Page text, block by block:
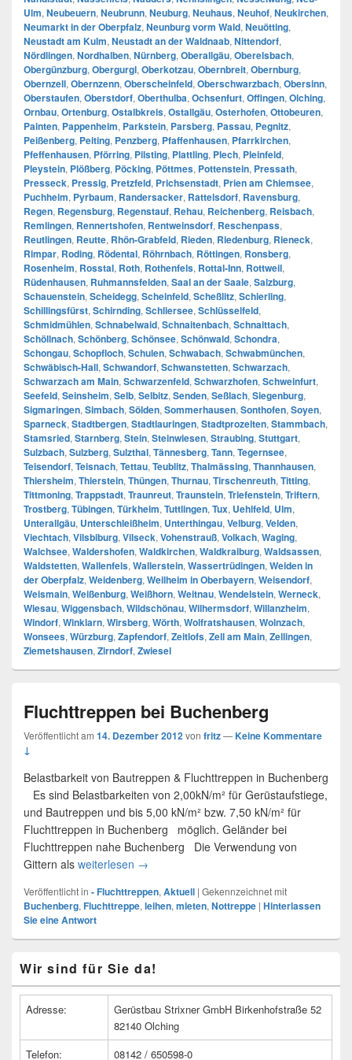
Ulm, Neubeuern, Neubrunn, Neuburg, Neuhaus, Neuhof, Neukirchen,
Neumarkt in der Oberpfalz, Neunburg vorm Wald, Neuötting,
Neustadt am Kulm, Neustadt an der Waldnaab, Nittendorf,
Nördlingen, Nordhalben, Nürnberg, Oberallgäu, Oberelsbach,
Obergünzburg, Obergurgl, Oberkotzau, Obernbreit, Obernburg,
Obernzell, Obernzenn, Oberscheinfeld, Oberschwarzbach, Obersinn,
Oberstaufen, Oberstdorf, Oberthulba, Ochsenfurt, Offingen, Olching,
Ornbau, Ortenburg, Ostalbkreis, Ostallgäu, Osterhofen, Ottobeuren,
Painten, Pappenheim, Parkstein, Parsberg, Passau, Pegnitz,
Peißenberg, Peiting, Penzberg, Pfaffenhausen, Pfarrkirchen,
Pfeffenhausen, Pförring, Pilsting, Plattling, Plech, Pleinfeld,
Pleystein, Plößberg, Pöcking, Pöttmes, Pottenstein, Pressath,
Presseck, Pressig, Pretzfeld, Prichsenstadt, Prien am Chiemsee,
Puchheim, Pyrbaum, Randersacker, Rattelsdorf, Ravensburg,
Regen, Regensburg, Regenstauf, Rehau, Reichenberg, Reisbach,
Remlingen, Rennertshofen, Rentweinsdorf, Reschenpass,
Reutlingen, Reutte, Rhön-Grabfeld, Rieden, Riedenburg, Rieneck,
Rimpar, Roding, Rödental, Röhrnbach, Röttingen, Ronsberg,
Rosenheim, Rosstal, Roth, Rothenfels, Rottal-Inn, Rottweil,
Rüdenhausen, Ruhmannsfelden, Saal an der Saale, Salzburg,
Schauenstein, Scheidegg, Scheinfeld, Scheßlitz, Schierling,
Schillingsfürst, Schirnding, Schliersee, Schlüsselfeld,
Schmidmühlen, Schnabelwaid, Schnaitenbach, Schnaittach,
Schöllnach, Schönberg, Schönsee, Schönwald, Schondra,
Schongau, Schopfloch, Schulen, Schwabach, Schwabmünchen,
Schwäbisch-Hall, Schwandorf, Schwanstetten, Schwarzach,
Schwarzach am Main, Schwarzenfeld, Schwarzhofen, Schweinfurt,
Seefeld, Seinsheim, Selb, Selbitz, Senden, Seßlach, Siegenburg,
Sigmaringen, Simbach, Sölden, Sommerhausen, Sonthofen, Soyen,
Sparneck, Stadtbergen, Stadtlauringen, Stadtprozelten, Stammbach,
Stamsried, Starnberg, Stein, Steinwiesen, Straubing, Stuttgart,
Sulzbach, Sulzberg, Sulzthal, Tännesberg, Tann, Tegernsee,
Teisendorf, Teisnach, Tettau, Teublitz, Thalmässing, Thannhausen,
Thiersheim, Thierstein, Thüngen, Thurnau, Tirschenreuth, Titting,
Tittmoning, Trappstadt, Traunreut, Traunstein, Triefenstein, Triftern,
Trostberg, Tübingen, Türkheim, Tuttlingen, Tux, Uehlfeld, Ulm,
Unterallgäu, Unterschleißheim, Unterthingau, Velburg, Velden,
Viechtach, Vilsbiburg, Vilseck, Vohenstrauß, Volkach, Waging,
Walchsee, Waldershofen, Waldkirchen, Waldkraiburg, Waldsassen,
Waldstetten, Wallenfels, Wallerstein, Wassertrüdingen, Weiden in
der Oberpfalz, Weidenberg, Weilheim in Oberbayern, Weisendorf,
Weismain, Weißenburg, Weißhorn, Weitnau, Wendelstein, Werneck,
Wiesau, Wiggensbach, Wildschönau, Wilhermsdorf, Willanzheim,
Windorf, Winklarn, Wirsberg, Wörth, Wolfratshausen, Wolnzach,
Wonsees, Würzburg, Zapfendorf, Zeitlofs, Zell am Main, Zellingen,
Ziemetshausen, Zirndorf, Zwiesel
Fluchttreppen bei Buchenberg
Veröffentlicht am 14. Dezember 2012von fritz—Keine Kommentare
↓
Belastbarkeit von Bautreppen & Fluchttreppen in Buchenberg
Es sind Belastbarkeiten von 2,00kN/m² für Gerüstaufstiege,
und Bautreppen und bis 5,00 kN/m² bzw. 7,50 kN/m² für
Fluchttreppen in Buchenberg möglich. Geländer bei
Fluchttreppen nahe Buchenberg Die Verwendung von
Gittern als weiterlesen Fluchttreppen bei Buchenberg
→
Veröffentlicht in - Fluchttreppen, Aktuell | Gekennzeichnet mit
Buchenberg, Fluchttreppe, leihen, mieten, Nottreppe | Hinterlassen
Sie eine Antwort
Seitenleisten
Widget-
Wir sind für Sie da!
Adresse:
Gerüstbau Strixner GmbH Birkenhofstraße 52
82140 Olching
Telefon:
08142 / 650598-0